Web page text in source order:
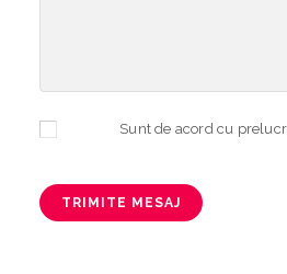
TRIMITE MESAJ